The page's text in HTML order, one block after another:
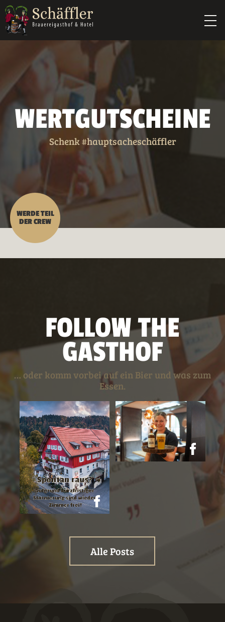
WERTGUTSCHEINE
Schenk #hauptsacheschäffler
WERDE TEIL
DER CREW
FOLLOW THE
GASTHOF
… oder komm vorbei auf ein Bier und was zum
Essen.
Alle Posts